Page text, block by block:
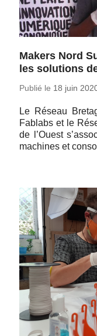
Makers Nord
les solutions
Publié le 18 juin
Le Réseau
Fablabs et le
de l’Ouest
ma­chines et